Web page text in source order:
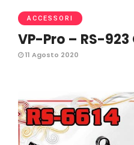
ACCESSORI
VP-Pro – RS-
11 Agosto 2020